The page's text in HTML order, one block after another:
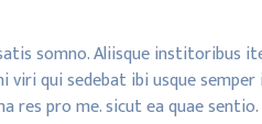
somno. Aliisque institoribus
qui sedebat ibi usque semper
res pro me. sicut ea quae